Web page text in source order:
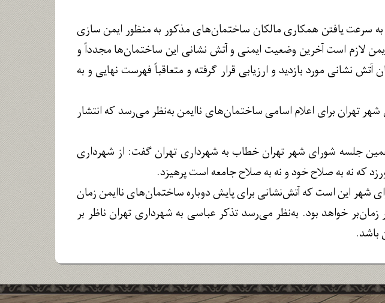
سرعت یافتن همکاری مالکان ساختمان‌های مذکور به منظور ایمن سازی
لازم است آخرین وضعیت ایمنی و آتش نشانی این ساختمان‌ها مجدداً و
نشانی مورد بازدید و ارزیابی قرار گرفته و متعاقباً فهرست نهایی و به
تهران برای اعلام اسامی ساختمان‌های ناایمن به‌نظر می‌رسد که انتشار
جلسه شورای شهر تهران خطاب به شهرداری تهران گفت: از شهرداری
که نه به صلاح خود و نه به صلاح جامعه است پرهیزد.
شهر این است که آتش‌نشانی برای پایش دوباره ساختمان‌های ناایمن زمان
خواهد بود. به‌نظر می‌رسد تذکر عباسی به شهرداری تهران ناظر بر
باشد.